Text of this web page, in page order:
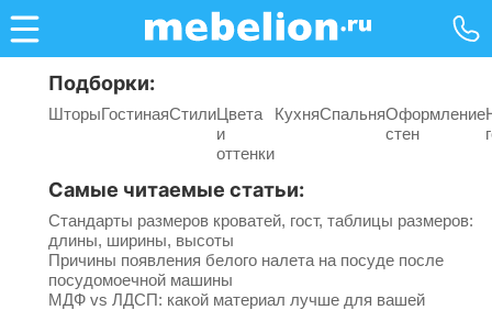
Подборки:
ШторыГостинаяСтилиЦвета
и
оттенки
КухняСпальняОформление
стен
Самые читаемые статьи:
Стандарты размеров кроватей, гост, таблицы размеров:
длины, ширины, высоты
Причины появления белого налета на посуде после
посудомоечной машины
МДФ vs ЛДСП: какой материал лучше для вашей